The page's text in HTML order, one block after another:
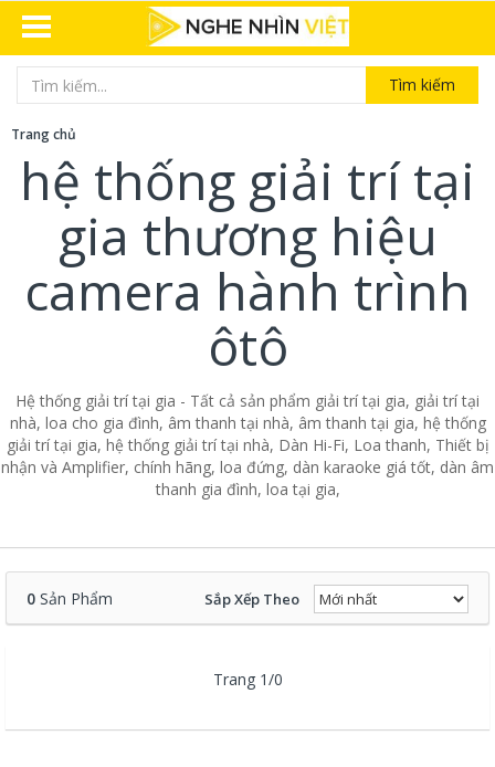
Tìm kiếm
Trang chủ
hệ thống giải trí tại
gia thương hiệu
camera hành trình
ôtô
Hệ thống giải trí tại gia - Tất cả sản phẩm giải trí tại gia, giải trí tại
nhà, loa cho gia đình, âm thanh tại nhà, âm thanh tại gia, hệ thống
giải trí tại gia, hệ thống giải trí tại nhà, Dàn Hi-Fi, Loa thanh, Thiết bị
nhận và Amplifier, chính hãng, loa đứng, dàn karaoke giá tốt, dàn âm
thanh gia đình, loa tại gia,
0 Sản Phẩm Sắp Xếp Theo
Trang 1/0